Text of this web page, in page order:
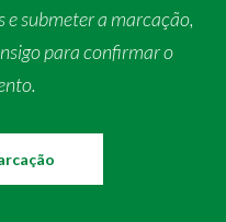
e submeter a marcação,
para confirmar o